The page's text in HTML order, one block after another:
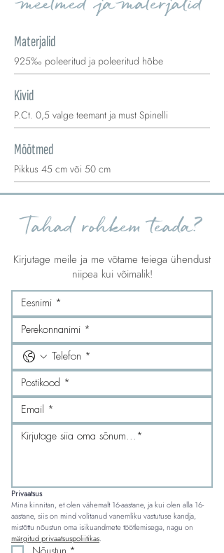
Materjalid
925‰ poleeritud ja poleeritud hõbe
Kivid
P.Ct. 0,5 valge teemant ja must Spinelli
Mõõtmed
Pikkus 45 cm või 50 cm
Tahad rohkem teada?
Kirjutage meile ja me võtame teiega ühendust
niipea kui võimalik!
Privaatsus
Mina kinnitan, et olen vähemalt 16-aastane, ja kui olen alla 16-
aastane, siis on mind volitanud vanemliku vastutuse kandja,
märgitud privaatsuspoliitikas.